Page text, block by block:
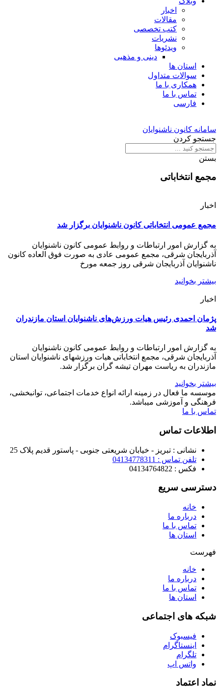
اخبار
مقالات
کتب تخصصی
نشریات
ویدئوها
دینی و مذهبی
استان ها
سوالات متداول
همکاری با ما
تماس با ما
فارسی
سامانه کانون ناشنوایان
جستجو کردن
بستن
مجمع انتخاباتی
اخبار
مجمع عمومی انتخاباتی کانون ناشنوایان برگزار شد
به گزارش امور ارتباطات و روابط عمومی کانون ناشنوایان
آذربایجان شرقی، مجمع عمومی عادی به صورت فوق العاده کانون
ناشنوایان آذربایجان شرقی روز جمعه مورخ
بیشتر بخوانید
اخبار
پژمان احمدی رئیس هیات ورزش‌های ناشنوایان استان مازندران
شد
به گزارش امور ارتباطات و روابط عمومی کانون ناشنوایان
آذربایجان شرقی، مجمع انتخاباتی هیات ورزشهای ناشنوایان استان
مازندران به ریاست مهران تیشه گران برگزار شد.
بیشتر بخوانید
موسسه ما فعال در زمینه ارائه انواع خدمات اجتماعی، توانبخشی،
فرهنگی و آموزشی میباشد.
تماس با ما
اطلاعات تماس
نشانی : تبریز - خیابان شریعتی جنوبی - پاستور قدیم پلاک 25
تلفن تماس : 04134778311
فکس : 04134764822
دسترسی سریع
خانه
درباره ما
تماس با ما
استان ها
فهرست
خانه
درباره ما
تماس با ما
استان ها
شبکه های اجتماعی
فیسبوک
اینستاگرام
تلگرام
واتس اپ
نماد اعتماد